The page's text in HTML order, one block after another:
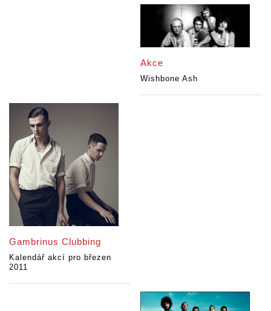
Akce
Wishbone Ash
Gambrinus Clubbing
Kalendář akcí pro březen
2011